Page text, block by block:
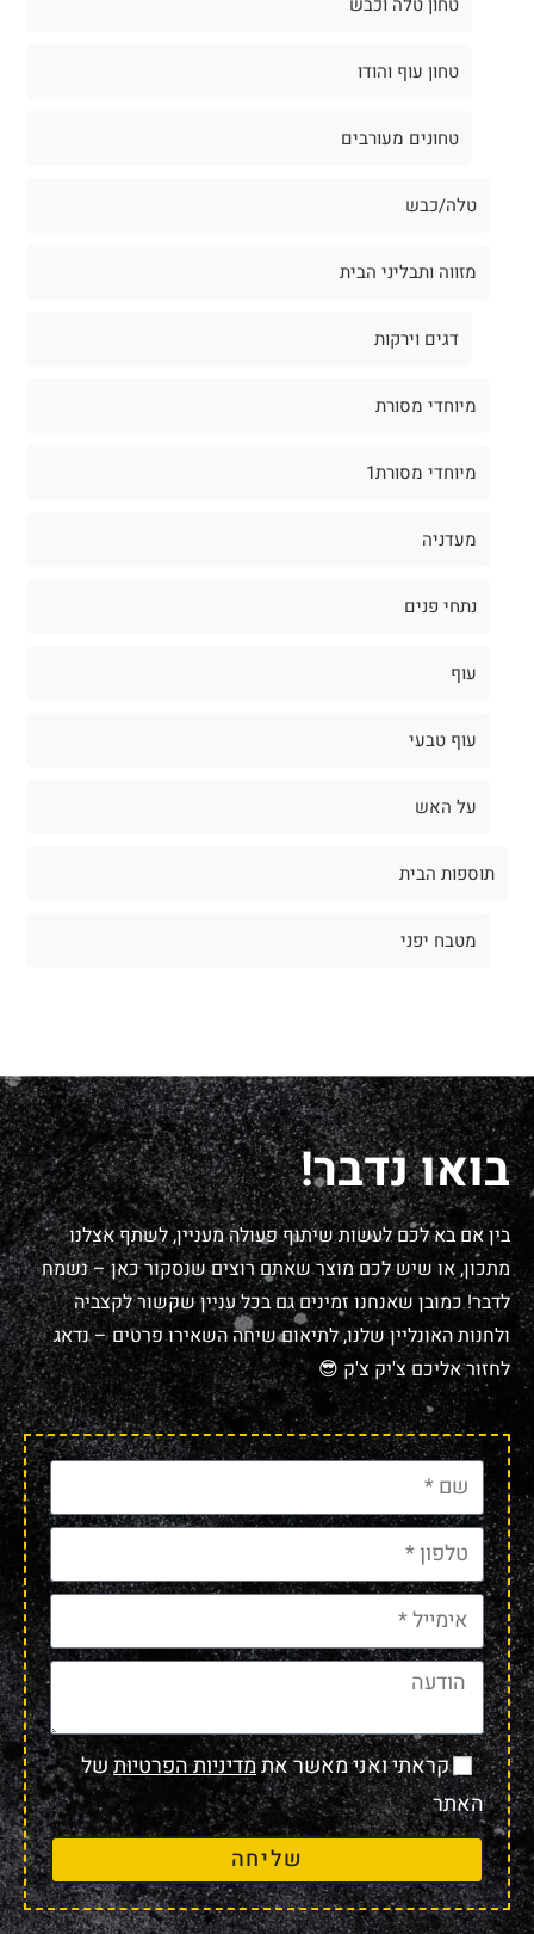
טחון עוף והודו
טחונים מעורבים
טלה/כבש
מזווה ותבליני הבית
דגים וירקות
מיוחדי מסורת
מיוחדי מסורת1
מעדניה
נתחי פנים
עוף
עוף טבעי
על האש
תוספות הבית
מטבח יפני
בואו נדבר!
בין אם בא לכם לעשות שיתוף פעולה מעניין, לשתף אצלנו
מתכון, או שיש לכם מוצר שאתם רוצים שנסקור כאן – נשמח
לדבר! כמובן שאנחנו זמינים גם בכל עניין שקשור לקצביה
ולחנות האונליין שלנו, לתיאום שיחה השאירו פרטים – נדאג
לחזור אליכם צ'יק צ'ק 😎
קראתי ואני מאשר אתמדיניות הפרטיותשל
האתר
שליחה